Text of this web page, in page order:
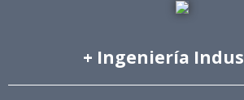
+ Ingeniería